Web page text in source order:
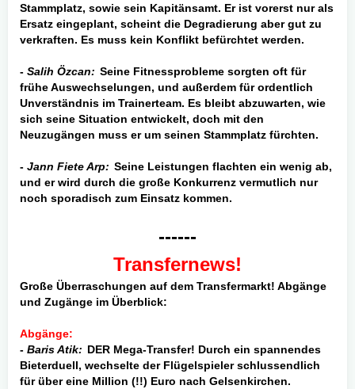
Stammplatz, sowie sein Kapitänsamt. Er ist vorerst nur als
Ersatz eingeplant, scheint die Degradierung aber gut zu
verkraften. Es muss kein Konflikt befürchtet werden.
- Salih Özcan: Seine Fitnessprobleme sorgten oft für
frühe Auswechselungen, und außerdem für ordentlich
Unverständnis im Trainerteam. Es bleibt abzuwarten, wie
sich seine Situation entwickelt, doch mit den
Neuzugängen muss er um seinen Stammplatz fürchten.
- Jann Fiete Arp: Seine Leistungen flachten ein wenig ab,
und er wird durch die große Konkurrenz vermutlich nur
noch sporadisch zum Einsatz kommen.
------
Transfernews!
Große Überraschungen auf dem Transfermarkt! Abgänge
und Zugänge im Überblick:
Abgänge:
- Baris Atik: DER Mega-Transfer! Durch ein spannendes
Bieterduell, wechselte der Flügelspieler schlussendlich
für über eine Million (!!) Euro nach Gelsenkirchen.